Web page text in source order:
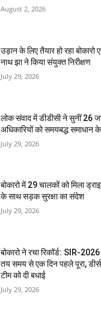
August 2, 2026
उड़ान के लिए तैयार हो रहा बोकारो
नाथ झा ने किया संयुक्त निरीक्षण
July 29, 2026
लोक संवाद में डीडीसी ने सुनीं 26
अधिकारियों को समयबद्ध समाधान
July 29, 2026
बोकारो में 29 चालकों को मिला
के साथ सड़क सुरक्षा का संदेश
July 29, 2026
बोकारो ने रचा रिकॉर्ड: SIR-
तय समय से एक दिन पहले पूरा,
टीम को दी बधाई
July 29, 2026